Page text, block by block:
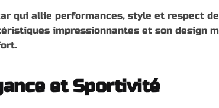
qui allie performances, style et respect
impressionnantes et son
et Sportivité